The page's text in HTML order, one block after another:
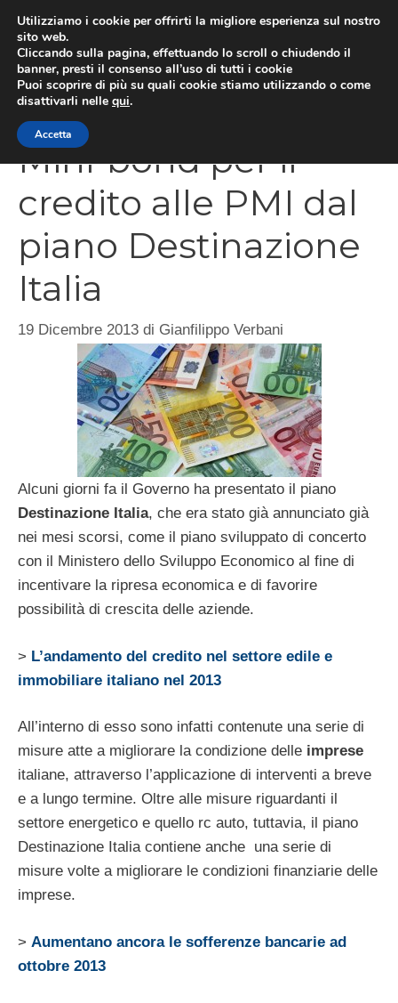
contenuto
Mini-bond per il
credito alle PMI dal
piano Destinazione
Italia
19 Dicembre 2013 di Gianfilippo Verbani
Alcuni giorni fa il Governo ha presentato il piano
Destinazione Italia, che era stato già annunciato già
nei mesi scorsi, come il piano sviluppato di concerto
con il Ministero dello Sviluppo Economico al fine di
incentivare la ripresa economica e di favorire
possibilità di crescita delle aziende.
> L’andamento del credito nel settore edile e
immobiliare italiano nel 2013
All’interno di esso sono infatti contenute una serie di
misure atte a migliorare la condizione delle imprese
italiane, attraverso l’applicazione di interventi a breve
e a lungo termine. Oltre alle misure riguardanti il
settore energetico e quello rc auto, tuttavia, il piano
Destinazione Italia contiene anche una serie di
misure volte a migliorare le condizioni finanziarie delle
imprese.
> Aumentano ancora le sofferenze bancarie ad
ottobre 2013
Utilizziamo i cookie per offrirti la migliore esperienza sul nostro
sito web.
Cliccando sulla pagina, effettuando lo scroll o chiudendo il
banner, presti il consenso all’uso di tutti i cookie
Puoi scoprire di più su quali cookie stiamo utilizzando o come
disattivarli nelle qui.
Accetta